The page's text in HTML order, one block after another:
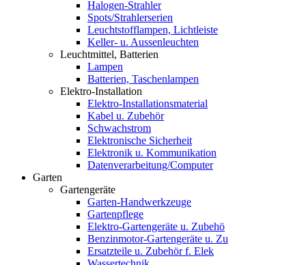
Halogen-Strahler
Spots/Strahlerserien
Leuchtstofflampen, Lichtleiste
Keller- u. Aussenleuchten
Leuchtmittel, Batterien
Lampen
Batterien, Taschenlampen
Elektro-Installation
Elektro-Installationsmaterial
Kabel u. Zubehör
Schwachstrom
Elektronische Sicherheit
Elektronik u. Kommunikation
Datenverarbeitung/Computer
Garten
Gartengeräte
Garten-Handwerkzeuge
Gartenpflege
Elektro-Gartengeräte u. Zubehö
Benzinmotor-Gartengeräte u. Zu
Ersatzteile u. Zubehör f. Elek